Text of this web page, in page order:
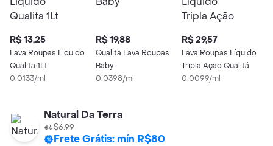
R$ 13,25
Lava Roupas Liquido
Qualita 1Lt
0.0133/ml
R$ 19,88
Qualita Lava Roupas
Baby
0.0398/ml
R$ 29,57
Lava Roupas Líquido
Tripla Ação Qualitá
0.0099/ml
Natural Da Terra
$6.99
Frete Grátis: mín R$80